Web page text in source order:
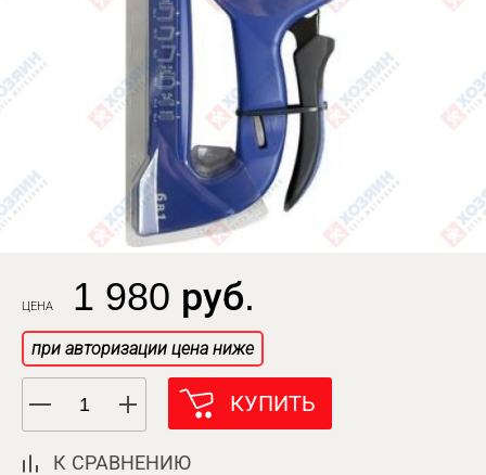
ЦЕНА 1 980 руб.
при авторизации цена ниже
КУПИТЬ
К СРАВНЕНИЮ